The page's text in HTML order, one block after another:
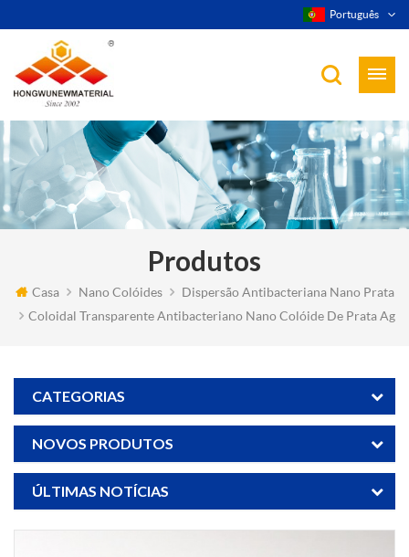
Português
Produtos
Casa Nano Colóides
Dispersão Antibacteriana Nano Prata
Coloidal Transparente Antibacteriano Nano Colóide De Prata Ag
CATEGORIAS
NOVOS PRODUTOS
ÚLTIMAS NOTÍCIAS